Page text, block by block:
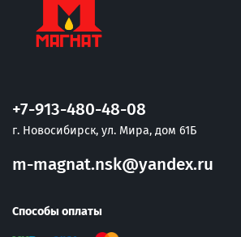
+7-913-480-48-08
г. Новосибирск, ул. Мира, дом 61Б
m-magnat.nsk@yandex.ru
Способы оплаты